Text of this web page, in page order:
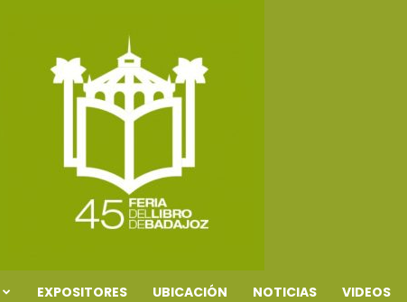
EXPOSITORES UBICACIÓN NOTICIAS VIDEOS